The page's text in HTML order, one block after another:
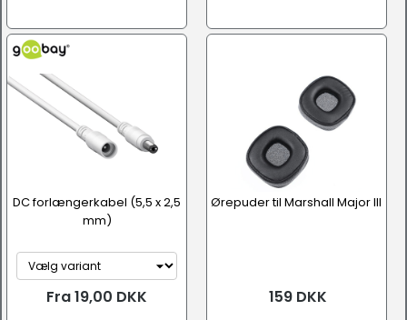
DC forlængerkabel (5,5 x 2,5
mm)
Fra 19,00 DKK
Ørepuder til Marshall Major III
159 DKK